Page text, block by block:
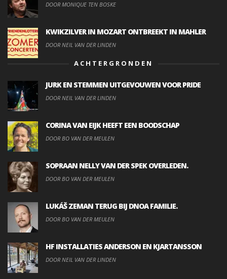
DOOR MONIQUE TEN BOSKE
KWIKZILVER IN MOZART ONTBREEKT IN MAHLER
DOOR NEIL VAN DER LINDEN
ACHTERGRONDEN
JURK EN STEMMEN UITGEVOUWEN VOOR PRIDE
DOOR NEIL VAN DER LINDEN
CORINA VAN EIJK HEEFT EEN BOODSCHAP
DOOR BO VAN DER MEULEN
SOPRAAN NELLY VAN DER SPEK OVERLEDEN.
DOOR BO VAN DER MEULEN
LUKÁŠ ZEMAN TERUG BIJ DNOA FAMILIE.
DOOR BO VAN DER MEULEN
HF INSTALLATIES ANDERSON EN KJARTANSSON
DOOR NEIL VAN DER LINDEN